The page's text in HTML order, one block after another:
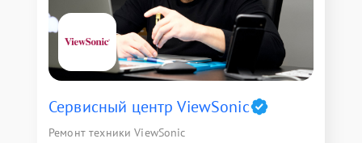
Сервисный центр ViewSonic
Ремонт техники ViewSonic